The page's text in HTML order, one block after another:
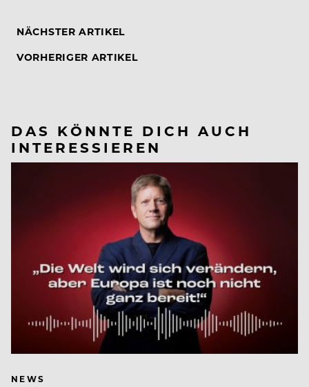
NÄCHSTER ARTIKEL
VORHERIGER ARTIKEL
DAS KÖNNTE DICH AUCH
INTERESSIEREN
NEWS